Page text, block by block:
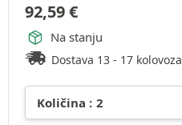
92,59€
Na stanju
Dostava 13 - 17 kolovoza